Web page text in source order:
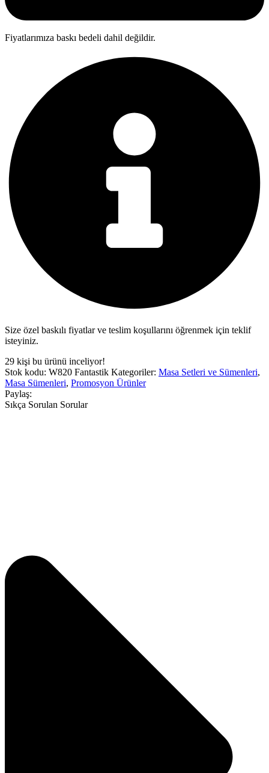
Fiyatlarımıza baskı bedeli dahil değildir.
Size özel baskılı fiyatlar ve teslim koşullarını öğrenmek için teklif
isteyiniz.
29 kişi bu ürünü inceliyor!
Stok kodu: W820 Fantastik Kategoriler: Masa Setleri ve Sümenleri,
Masa Sümenleri, Promosyon Ürünler
Paylaş:
Sıkça Sorulan Sorular